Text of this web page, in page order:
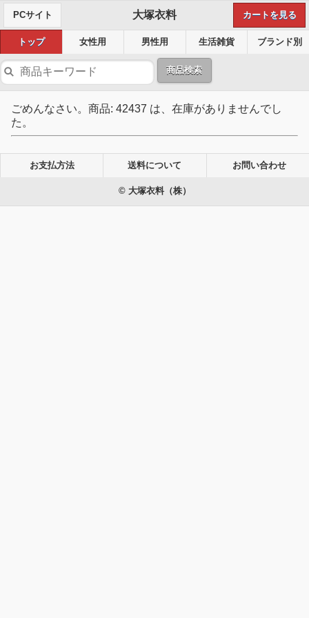
PCサイト 大塚衣料 カートを見る
トップ 女性用 男性用 生活雑貨 ブランド別
商品検索
ごめんなさい。商品: 42437 は、在庫がありませんでし
た。
お支払方法 送料について お問い合わせ
© 大塚衣料（株）